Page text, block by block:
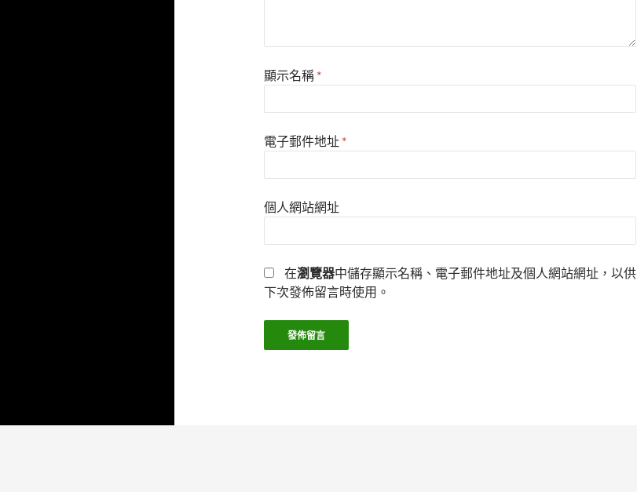
顯示名稱 *
電子郵件地址 *
個人網站網址
在瀏覽器中儲存顯示名稱、電子郵件地址及個人網站網址，以供
下次發佈留言時使用。